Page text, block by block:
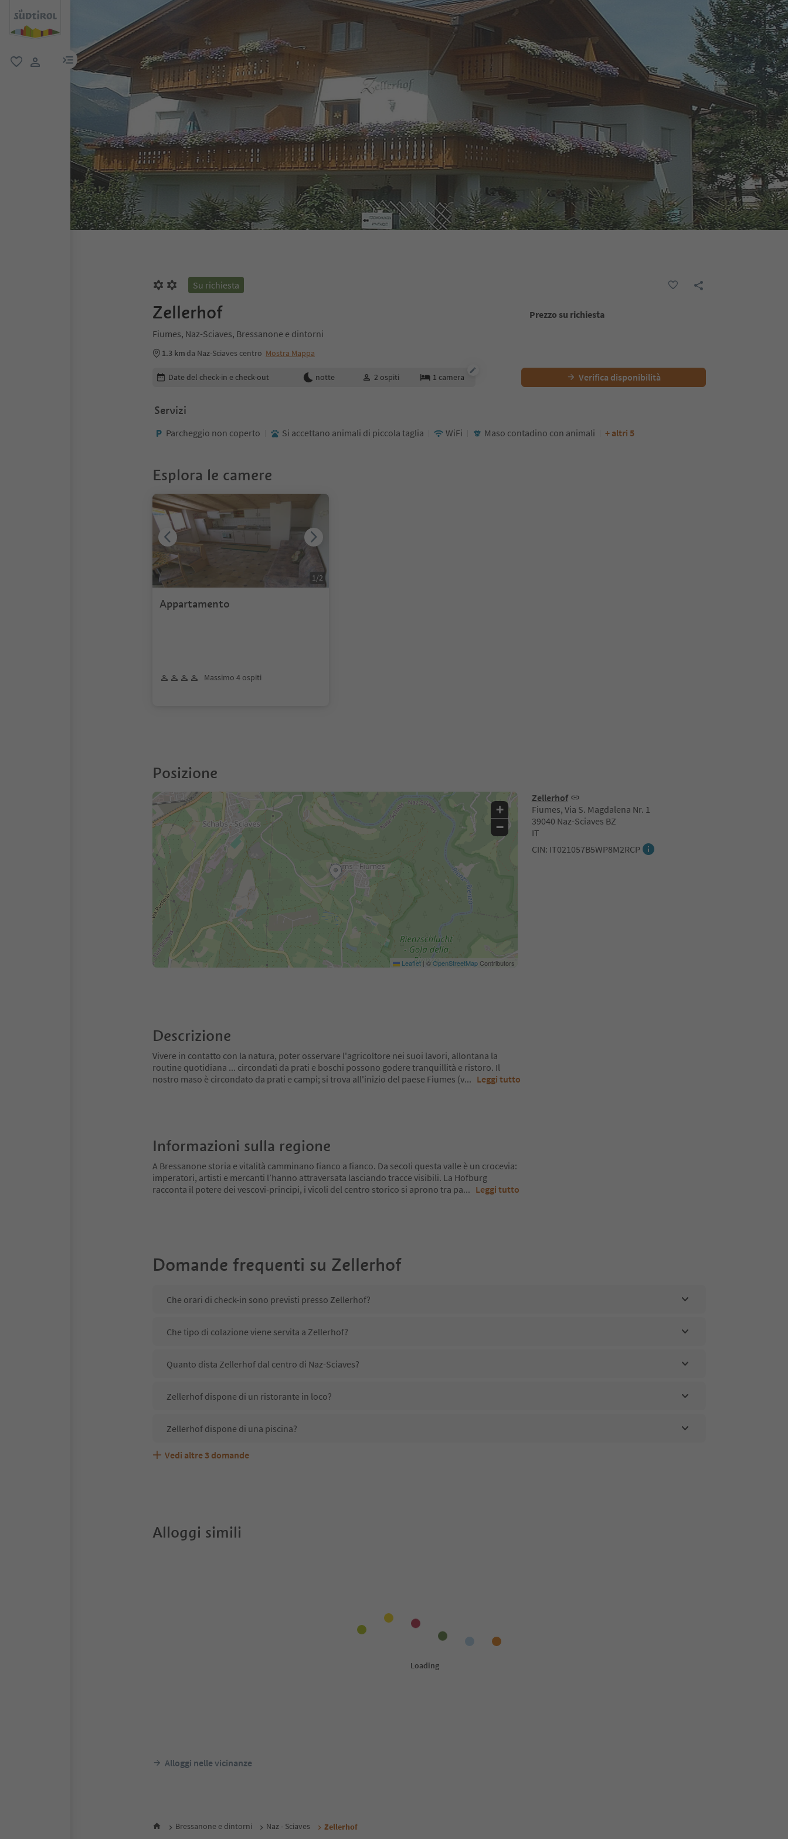
menu link
Su richiesta
Zellerhof
Fiumes, Naz-Sciaves, Bressanone e dintorni
1.3 km da Naz-Sciaves centro Mostra Mappa
Prezzo su richiesta
Modifica i dettagli della prenotazione
Date del check-in e check-out notte 2 ospiti 1 camera Verifica disponibilità
Servizi
Parcheggio non coperto Si accettano animali di piccola taglia WiFi Maso contadino con animali + altri 5
Esplora le camere
Appartamento
Massimo 4 ospiti
1/2
Posizione
Zellerhof
Fiumes, Via S. Magdalena Nr. 1
39040 Naz-Sciaves BZ
IT
CIN: IT021057B5WP8M2RCP
+
−
Leaflet | ©OpenStreetMapContributors
Descrizione
Vivere in contatto con la natura, poter osservare l'agricoltore nei suoi lavori, allontana la
routine quotidiana ... circondati da prati e boschi possono godere tranquillità e ristoro. Il
nostro maso è circondato da prati e campi; si trova all'inizio del paese Fiumes (v... Leggi tutto
Informazioni sulla regione
A Bressanone storia e vitalità camminano fianco a fianco. Da secoli questa valle è un crocevia:
imperatori, artisti e mercanti l’hanno attraversata lasciando tracce visibili. La Hofburg
racconta il potere dei vescovi-principi, i vicoli del centro storico si aprono tra pa... Leggi tutto
Domande frequenti su Zellerhof
Che orari di check-in sono previsti presso Zellerhof?
Che tipo di colazione viene servita a Zellerhof?
Quanto dista Zellerhof dal centro di Naz-Sciaves?
Zellerhof dispone di un ristorante in loco?
Zellerhof dispone di una piscina?
Zellerhof accetta animali domestici?
Quali servizi/attività sono disponibili presso Zellerhof?
Gli ospiti di Zellerhof ricevono l'Alto Adige Guest Pass?
Vedi altre 3 domande
Alloggi simili
Alloggi nelle vicinanze
Bressanone e dintorni Naz - Sciaves Zellerhof